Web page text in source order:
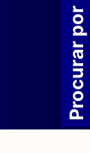
Procurar por